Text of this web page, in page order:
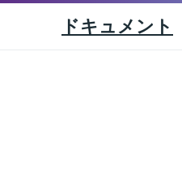
ドキュメント